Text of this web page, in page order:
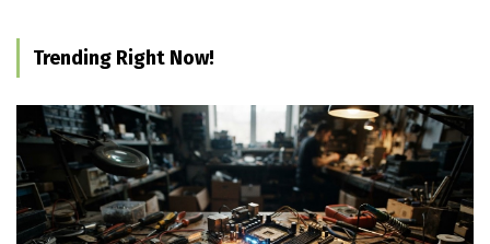
Trending Right Now!